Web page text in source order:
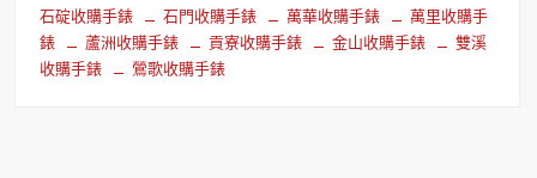
石碇收購手錶
石門收購手錶 萬華收購手錶
萬里收購手
錶
蘆洲收購手錶 貢寮收購手錶 金山收購手錶
雙溪
收購手錶
鶯歌收購手錶